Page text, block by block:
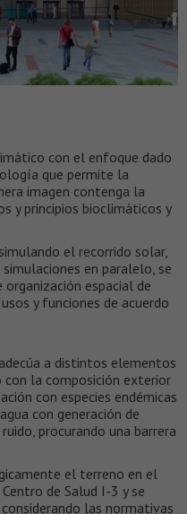
con el enfoque dado
que permite la
imagen contenga la
y principios bioclimáticos y
el recorrido solar,
en paralelo, se
espacial de
y funciones de acuerdo
a distintos elementos
la composición exterior
con especies endémicas
con generación de
procurando una barrera
el terreno en el
de Salud I-3 y se
las normativas